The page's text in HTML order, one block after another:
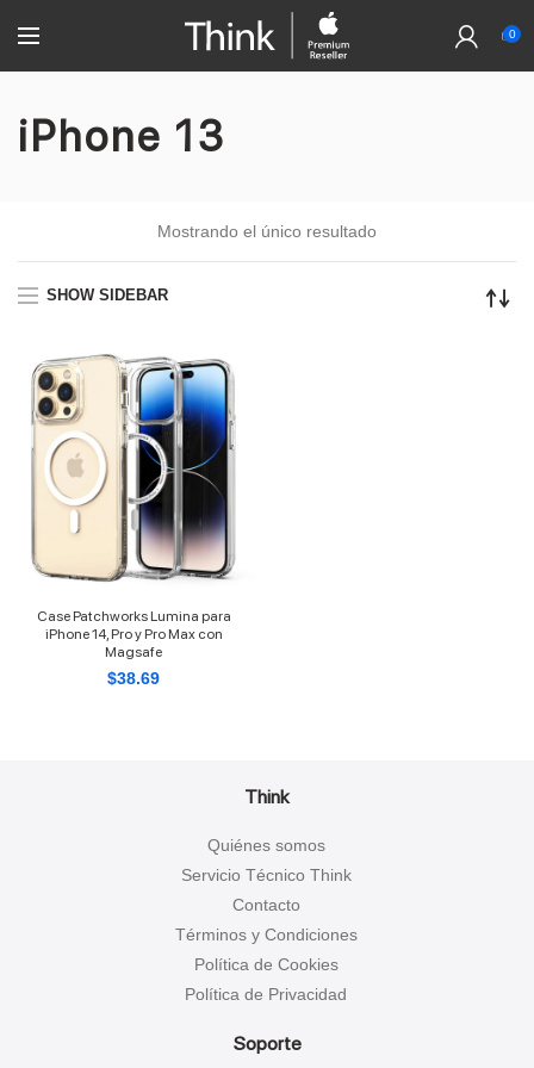
0
iPhone 13
Mostrando el único resultado
SHOW SIDEBAR
Case Patchworks Lumina para
iPhone 14, Pro y Pro Max con
Magsafe
$38.69
Think
Quiénes somos
Servicio Técnico Think
Contacto
Términos y Condiciones
Política de Cookies
Política de Privacidad
Soporte